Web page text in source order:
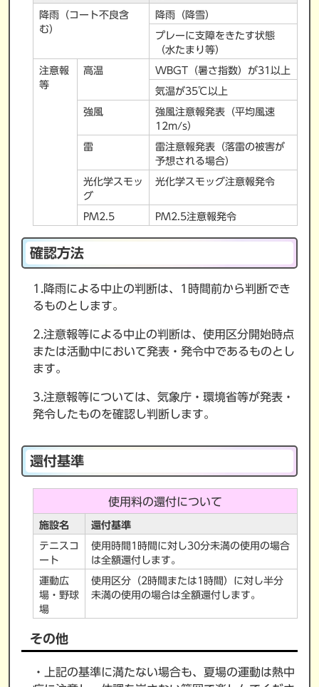
降雨（コート不良含
む）
降雨（降雪）
プレーに支障をきたす状態
（水たまり等）
注意報
等
高温 WBGT（暑さ指数）が31以上
気温が35℃以上
強風
強風注意報発表（平均風速
12m/s）
雷
雷注意報発表（落雷の被害が
予想される場合）
光化学スモッ
グ
光化学スモッグ注意報発令
PM2.5 PM2.5注意報発令
確認方法
1.降雨による中止の判断は、1時間前から判断でき
るものとします。
2.注意報等による中止の判断は、使用区分開始時点
または活動中において発表・発令中であるものとし
ます。
3.注意報等については、気象庁・環境省等が発表・
発令したものを確認し判断します。
還付基準
使用料の還付について
施設名 還付基準
テニスコ
ート
使用時間1時間に対し30分未満の使用の場合
は全額還付します。
運動広
場・野球
場
使用区分（2時間または1時間）に対し半分
未満の使用の場合は全額還付します。
その他
・上記の基準に満たない場合も、夏場の運動は熱中